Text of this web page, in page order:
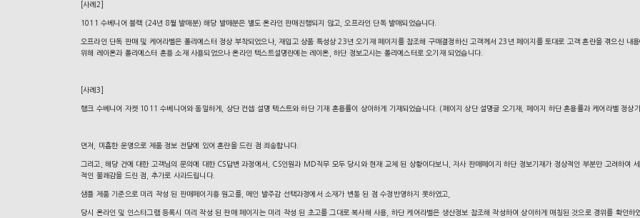
[사례2]
1011 수베니어 블랙 (24년 8월 발매분) 해당 발매분은 별도 온라인 판매진행되지 않고, 오프라인 단독 발매되었습니다.
오프라인 단독 판매 및 케어라벨은 폴리에스터 정상 부착되었으나, 재입고 상품 특성상 23년 오기재 페이지를 참조해 구매결정하신 고객께서 23년 페이지를 토대로 고객 혼란을 겪으신
위해 레이온과 폴리에스터 혼용 소재 사용되었으나 온라인 텍스트설명란에는 레이온, 하단 정보고시는 폴리에스터로 오기재 되었습니다.
[사례3]
행크 수베니어 자켓 1011 수베니어와 동일하게, 상단 컨셉 설명 텍스트와 하단 기재 혼용률이 상이하게 기재되었습니다. (페이지 상단 설명글 오기재, 페이지 하단 혼용률과 케어라벨 정상
먼저, 미흡한 운영으로 제품 정보 전달에 있어 혼란을 드린 점 죄송합니다.
그리고, 해당 건에 대한 고객님의 문의에 대한 CS답변 과정에서, CS인원과 MD직무 모두 당시와 현재 교체 된 상황이다보니,자사 판매페이지 하단 정보기재가 정상적인 부분만 고려하여
적인 불쾌감을 드린 점, 추가로 사과드립니다.
샘플 제품 기준으로 미리 작성 된 판매페이지용 원고를, 메인 발주감 선택과정에서 소재가 변동 된 점 수정반영하지 못하였고,
당시 온라인 및 인스타그램 등록시 미리 작성 된 판매 페이지는 미리 작성 된 초고를 그대로 복사해 사용, 하단 케어라벨은 생산정보 참조해 작성하여 상이하게 매칭된 것으로 경위를 확인하